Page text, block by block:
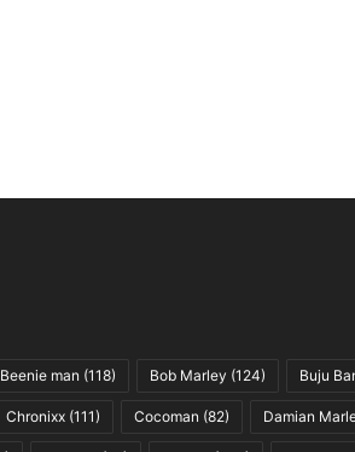
Beenie man (118) Bob Marley (124) Buju
Chronixx (111) Cocoman (82) Damian